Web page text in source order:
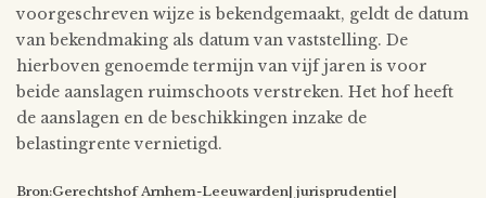
voorgeschreven wijze is bekendgemaakt, geldt de datum
van bekendmaking als datum van vaststelling. De
hierboven genoemde termijn van vijf jaren is voor
beide aanslagen ruimschoots verstreken. Het hof heeft
de aanslagen en de beschikkingen inzake de
belastingrente vernietigd.
Bron:Gerechtshof Arnhem-Leeuwarden| jurisprudentie|